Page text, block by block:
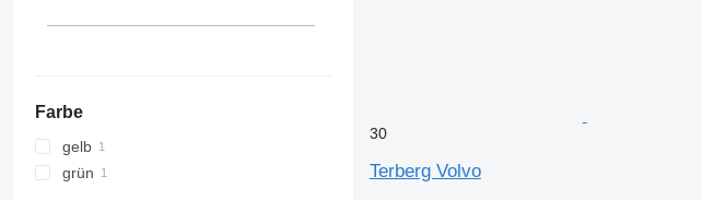
Farbe
gelb
grün
30
Terberg Volvo